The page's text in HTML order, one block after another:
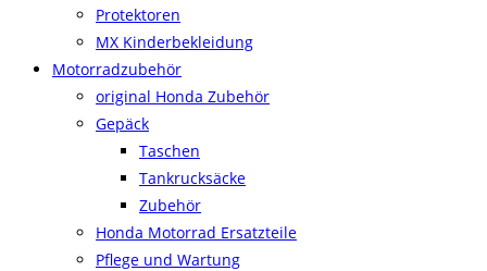
Protektoren
MX Kinderbekleidung
Motorradzubehör
original Honda Zubehör
Gepäck
Taschen
Tankrucksäcke
Zubehör
Honda Motorrad Ersatzteile
Pflege und Wartung